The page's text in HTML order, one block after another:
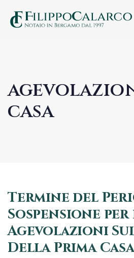
casa
Termine del
Sospensione
Agevolazioni
Della Prima Casa